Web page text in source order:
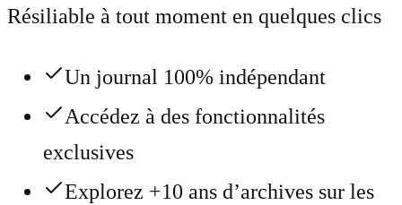
Résiliable à tout moment en quelques clics
Un journal 100% indépendant
Accédez à des fonctionnalités
exclusives
Explorez +10 ans d’archives sur les